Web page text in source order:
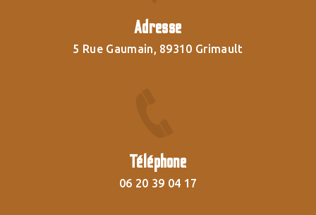
Adresse
5 Rue Gaumain, 89310 Grimault
Téléphone
06 20 39 04 17